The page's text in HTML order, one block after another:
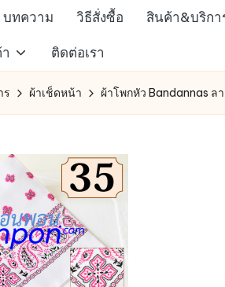
บทความ วิธีสั่งซื้อ สินค้า&บริกา
ติดต่อเรา
ร ผ้าเช็ดหน้า ผ้าโพกหัว Bandannas